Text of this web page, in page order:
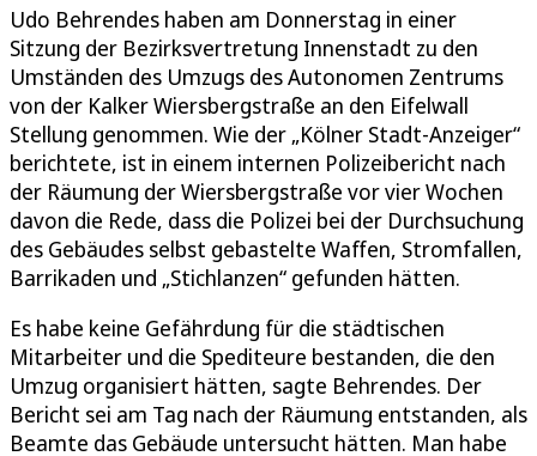
Udo Behrendes haben am Donnerstag in einer
Sitzung der Bezirksvertretung Innenstadt zu den
Umständen des Umzugs des Autonomen Zentrums
von der Kalker Wiersbergstraße an den Eifelwall
Stellung genommen. Wie der „Kölner Stadt-Anzeiger“
berichtete, ist in einem internen Polizeibericht nach
der Räumung der Wiersbergstraße vor vier Wochen
davon die Rede, dass die Polizei bei der Durchsuchung
des Gebäudes selbst gebastelte Waffen, Stromfallen,
Barrikaden und „Stichlanzen“ gefunden hätten.
Es habe keine Gefährdung für die städtischen
Mitarbeiter und die Spediteure bestanden, die den
Umzug organisiert hätten, sagte Behrendes. Der
Bericht sei am Tag nach der Räumung entstanden, als
Beamte das Gebäude untersucht hätten. Man habe